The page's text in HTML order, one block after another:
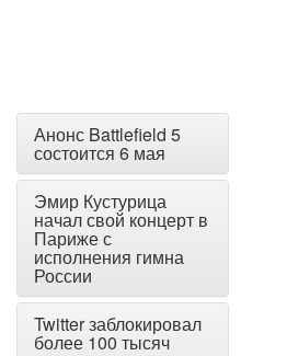
Анонс Battlefield 5
состоится 6 мая
Эмир Кустурица
начал свой концерт в
Париже с
исполнения гимна
России
Twitter заблокировал
более 100 тысяч